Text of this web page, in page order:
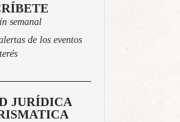
semanal
de los eventos
JURÍDICA